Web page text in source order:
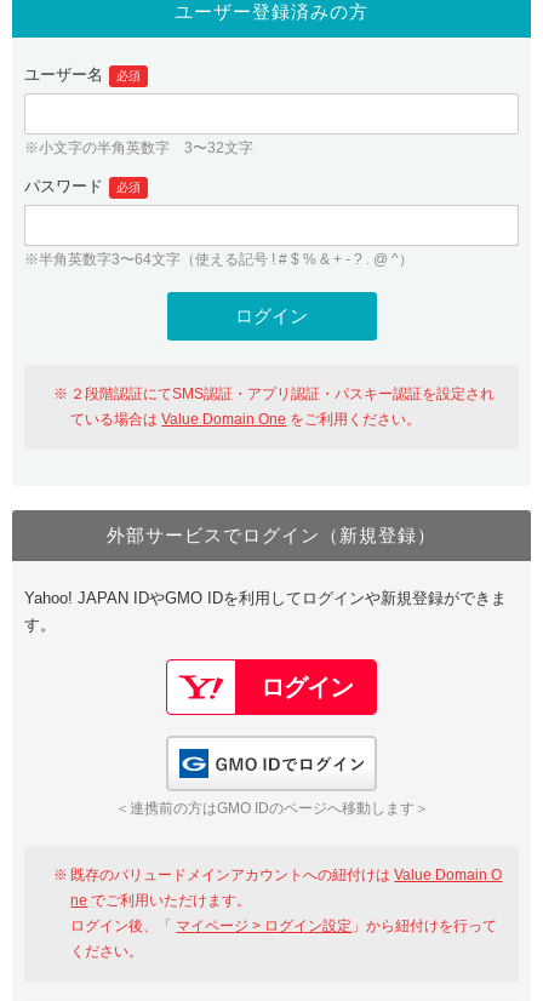
gTLDオークション NEW!
.jpドメインバックオーダー
プレミアムドメイン
人気ドメインの種類
WHOIS検索
紹介制度
バリュードメインAPI
ドメイン・ホスティングOEM
ログイン
従来のバリュードメインをご利用希望の方
Value Domainにログイン
おすすめ One レンタルサーバーを含む最新の機能を使う方
Value Domain Oneにログイン
Google
GMO ID Amazon
※AmazonはValue Domain Oneのログイン画面へ遷移します
ユーザー登録
Value Domain Oneアカウント作成
以下でも登録可能
Google Yahoo!
GMO ID
ユーザー登録済みの方
ユーザー名 必須
※小文字の半角英数字 3〜32文字
パスワード 必須
※半角英数字3〜64文字（使える記号 ! # $ % & + - ? . @ ^）
２段階認証にてSMS認証・アプリ認証・パスキー認証を設定され
ている場合はValue Domain One をご利用ください。
外部サービスでログイン（新規登録）
Yahoo! JAPAN IDやGMO IDを利用してログインや新規登録ができま
す。
＜連携前の方はGMO IDのページへ移動します＞
既存のバリュードメインアカウントへの紐付けはValue Domain O
ne でご利用いただけます。
ログイン後、「 マイページ > ログイン設定 」から紐付けを行って
ください。